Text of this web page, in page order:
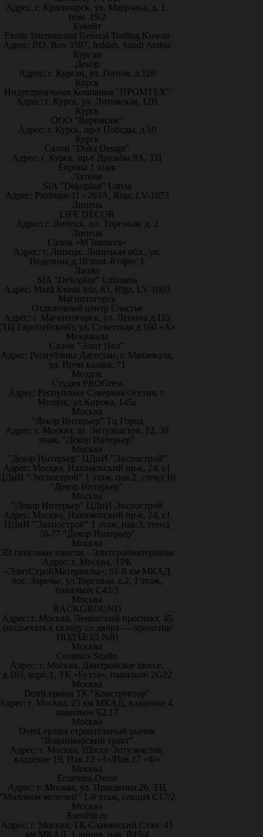
Адрес: г. Красноярск, ул. Маерчака, д. 1,
пом. 19/2
Кувейт
Exotic International General Trading Kuwait
Адрес: P.O. Box 3507, Jeddah, Saudi Arabia
Курган
Декор
Адрес: г. Курган, ул. Гоголя, д.128
Курск
Индустриальная Компания "ПРОМТЕХ"
Адрес: г. Курск, ул. Литовская, 12В
Курск
ООО "Вернисаж"
Адрес: г. Курск, пр-т Победы, д.10
Курск
Салон "Doka Design"
Адрес: г. Курск, пр-т Дружбы 9А, ТЦ
Европа 1 этаж
Латвия
SIA "Dekoplast" Latvia
Адрес: Piedrujas 11 - 203A, Riga, LV-1073
Липецк
LIFE DÉCOR
Адрес: г. Липецк, пл. Торговая, д. 2
Липецк
Салон «M`Interiors»
Адрес: г. Липецк, Липецкая обл., ул.
Неделина д.10 пом. 8 офис 1
Литва
SIA "Dekoplast" Lithuania
Адрес: Mazā Krasta iela, 83, Rīga, LV-1003
Магнитогорск
Отделочный центр Счастье
Адрес: г. Магнитогорск, ул. Ленина д.115
Европейский); ул. Советская д.160 «А»
Махачкала
Салон "Элит Пол"
Адрес: Республика Дагестан, г. Махачкала,
ул. Ирчи казака, 71
Моздок
Студия PROGress
Адрес: Республике Северная Осетия, г.
Моздок, ул.Кирова, 145а
Москва
"Декор Интерьер" Тц Город
Адрес: г. Москва, ш. Энтузиастов, 12, 3й
этаж, "Декор Интерьер"
Москва
"Декор Интерьер" ЦДиИ "Экспострой"
Адрес: Москва, Нахимовский пр-к, 24, с1
"Экспострой" 1 этаж, пав.2, стенд 10
"Декор Интерьер"
Москва
"Декор Интерьер" ЦДиИ Экспострой
Адрес: Москва, Нахимовский пр-к, 24, с1
ЦДиИ "Экспострой" 1 этаж, пав.3, стенд
76-77 "Декор Интерьер"
Москва
3D гипсовые панели - Элитсройматериалы
Адрес: г. Москва, ТРК
«ЭлитСтройМатериалы», 51-й км МКАД
пос. Заречье, ул.Торговая, с.2, 1 этаж,
павильон С42/3
Москва
BACKGROUND
Адрес: г. Москва, Ленинский проспект, 45
(подъехать к складу со двора — ориентир
ПОДЪЕЗД №8)
Москва
Ceramics Studio
Адрес: г. Москва, Дмитровское шоссе,
д.165, корп.1, ТК «Бухта», павильон 2G22
Москва
DomLepnina ТК "Конструктор"
г. Москва, 25 км МКАД, владение 4,
павильон Б2.17
Москва
DomLepnina строительный рынок
"Владимирский тракт"
Адрес: г. Москва, Шоссе Энтузиастов,
владение 19, Пав.12 «З»/Пав.17 «Ф»
Москва
Ecumena-Decor
Адрес: г. Москва, ул. Пришвина 26, ТЦ
мелочей" 1-й этаж, секция С17/2
Москва
EuroPlit.ru
Адрес: г. Москва, ТК Славянский Стан, 41
км МКАД, 1 линия, пав. В19/4